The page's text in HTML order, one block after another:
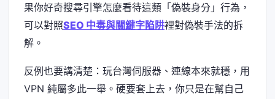
果你好奇搜尋引擎怎麼看待這類「偽裝身分」行為，
可以對照SEO 中毒與關鍵字陷阱裡對偽裝手法的拆
解。
反例也要講清楚：玩台灣伺服器、連線本來就穩，用
VPN 純屬多此一舉。硬要套上去，你只是在幫自己